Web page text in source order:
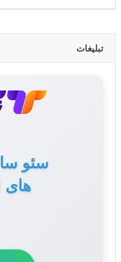
تبلیغات
سئو
های